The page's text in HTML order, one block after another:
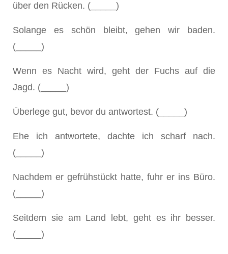
über den Rücken. (_____)
Solange es schön bleibt, gehen wir baden.
(_____)
Wenn es Nacht wird, geht der Fuchs auf die
Jagd. (_____)
Überlege gut, bevor du antwortest. (_____)
Ehe ich antwortete, dachte ich scharf nach.
(_____)
Nachdem er gefrühstückt hatte, fuhr er ins Büro.
(_____)
Seitdem sie am Land lebt, geht es ihr besser.
(_____)